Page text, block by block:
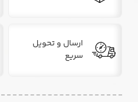
ارسال و تحویل
سریع